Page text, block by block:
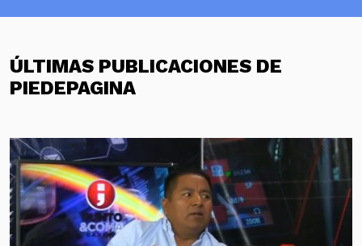
ÚLTIMAS PUBLICACIONES DE
PIEDEPAGINA